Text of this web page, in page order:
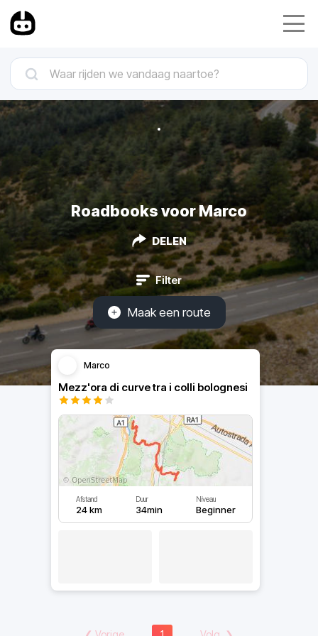
Roadbooks voor Marco
DELEN
Filter
Maak een route
Marco
Mezz'ora di curve tra i colli bolognesi
Afstand
24 km
Duur
34min
Niveau
Beginner